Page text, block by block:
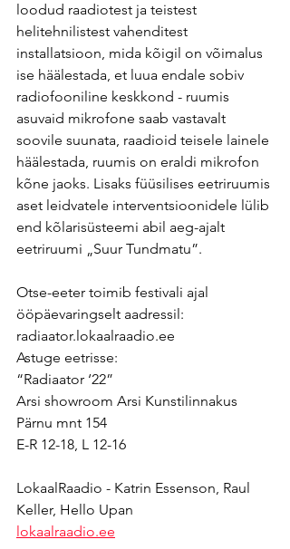
loodud raadiotest ja teistest
helitehnilistest vahenditest
installatsioon, mida kõigil on võimalus
ise häälestada, et luua endale sobiv
radiofooniline keskkond - ruumis
asuvaid mikrofone saab vastavalt
soovile suunata, raadioid teisele lainele
häälestada, ruumis on eraldi mikrofon
kõne jaoks. Lisaks füüsilises eetriruumis
aset leidvatele interventsioonidele lülib
end kõlarisüsteemi abil aeg-ajalt
eetriruumi „Suur Tundmatu”.
Otse-eeter toimib festivali ajal
ööpäevaringselt aadressil:
radiaator.lokaalraadio.ee
Astuge eetrisse:
“Radiaator ‘22”
Arsi showroom Arsi Kunstilinnakus
Pärnu mnt 154
E-R 12-18, L 12-16
LokaalRaadio - Katrin Essenson, Raul
Keller, Hello Upan
lokaalraadio.ee